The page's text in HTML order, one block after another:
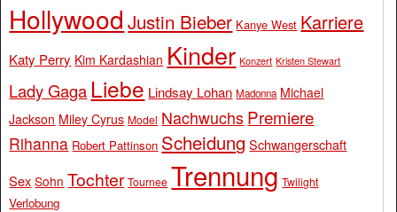
Hollywood Justin Bieber Kanye West Karriere
Katy Perry Kim Kardashian Kinder Konzert Kristen Stewart
Lady Gaga Liebe Lindsay Lohan Madonna Michael
Jackson Miley Cyrus Model Nachwuchs Premiere
Rihanna Robert Pattinson Scheidung Schwangerschaft
Sex Sohn Tochter Tournee Trennung Twilight
Verlobung